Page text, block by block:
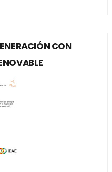
CON